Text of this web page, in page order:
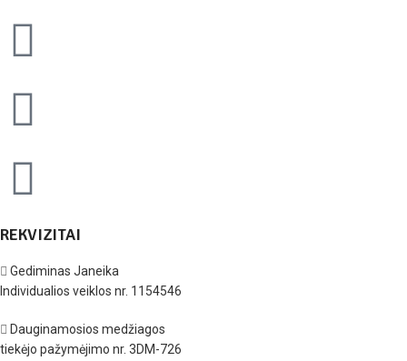
REKVIZITAI
Gediminas Janeika
Individualios veiklos nr. 1154546
Dauginamosios medžiagos
tiekėjo pažymėjimo nr. 3DM-726